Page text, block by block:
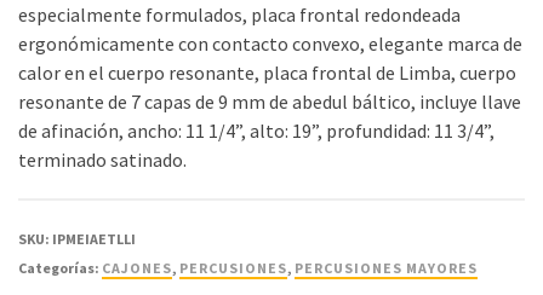
especialmente formulados, placa frontal redondeada
ergonómicamente con contacto convexo, elegante marca de
calor en el cuerpo resonante, placa frontal de Limba, cuerpo
resonante de 7 capas de 9 mm de abedul báltico, incluye llave
de afinación, ancho: 11 1/4”, alto: 19”, profundidad: 11 3/4”,
terminado satinado.
SKU: IPMEIAETLLI
Categorías: CAJONES, PERCUSIONES, PERCUSIONES MAYORES